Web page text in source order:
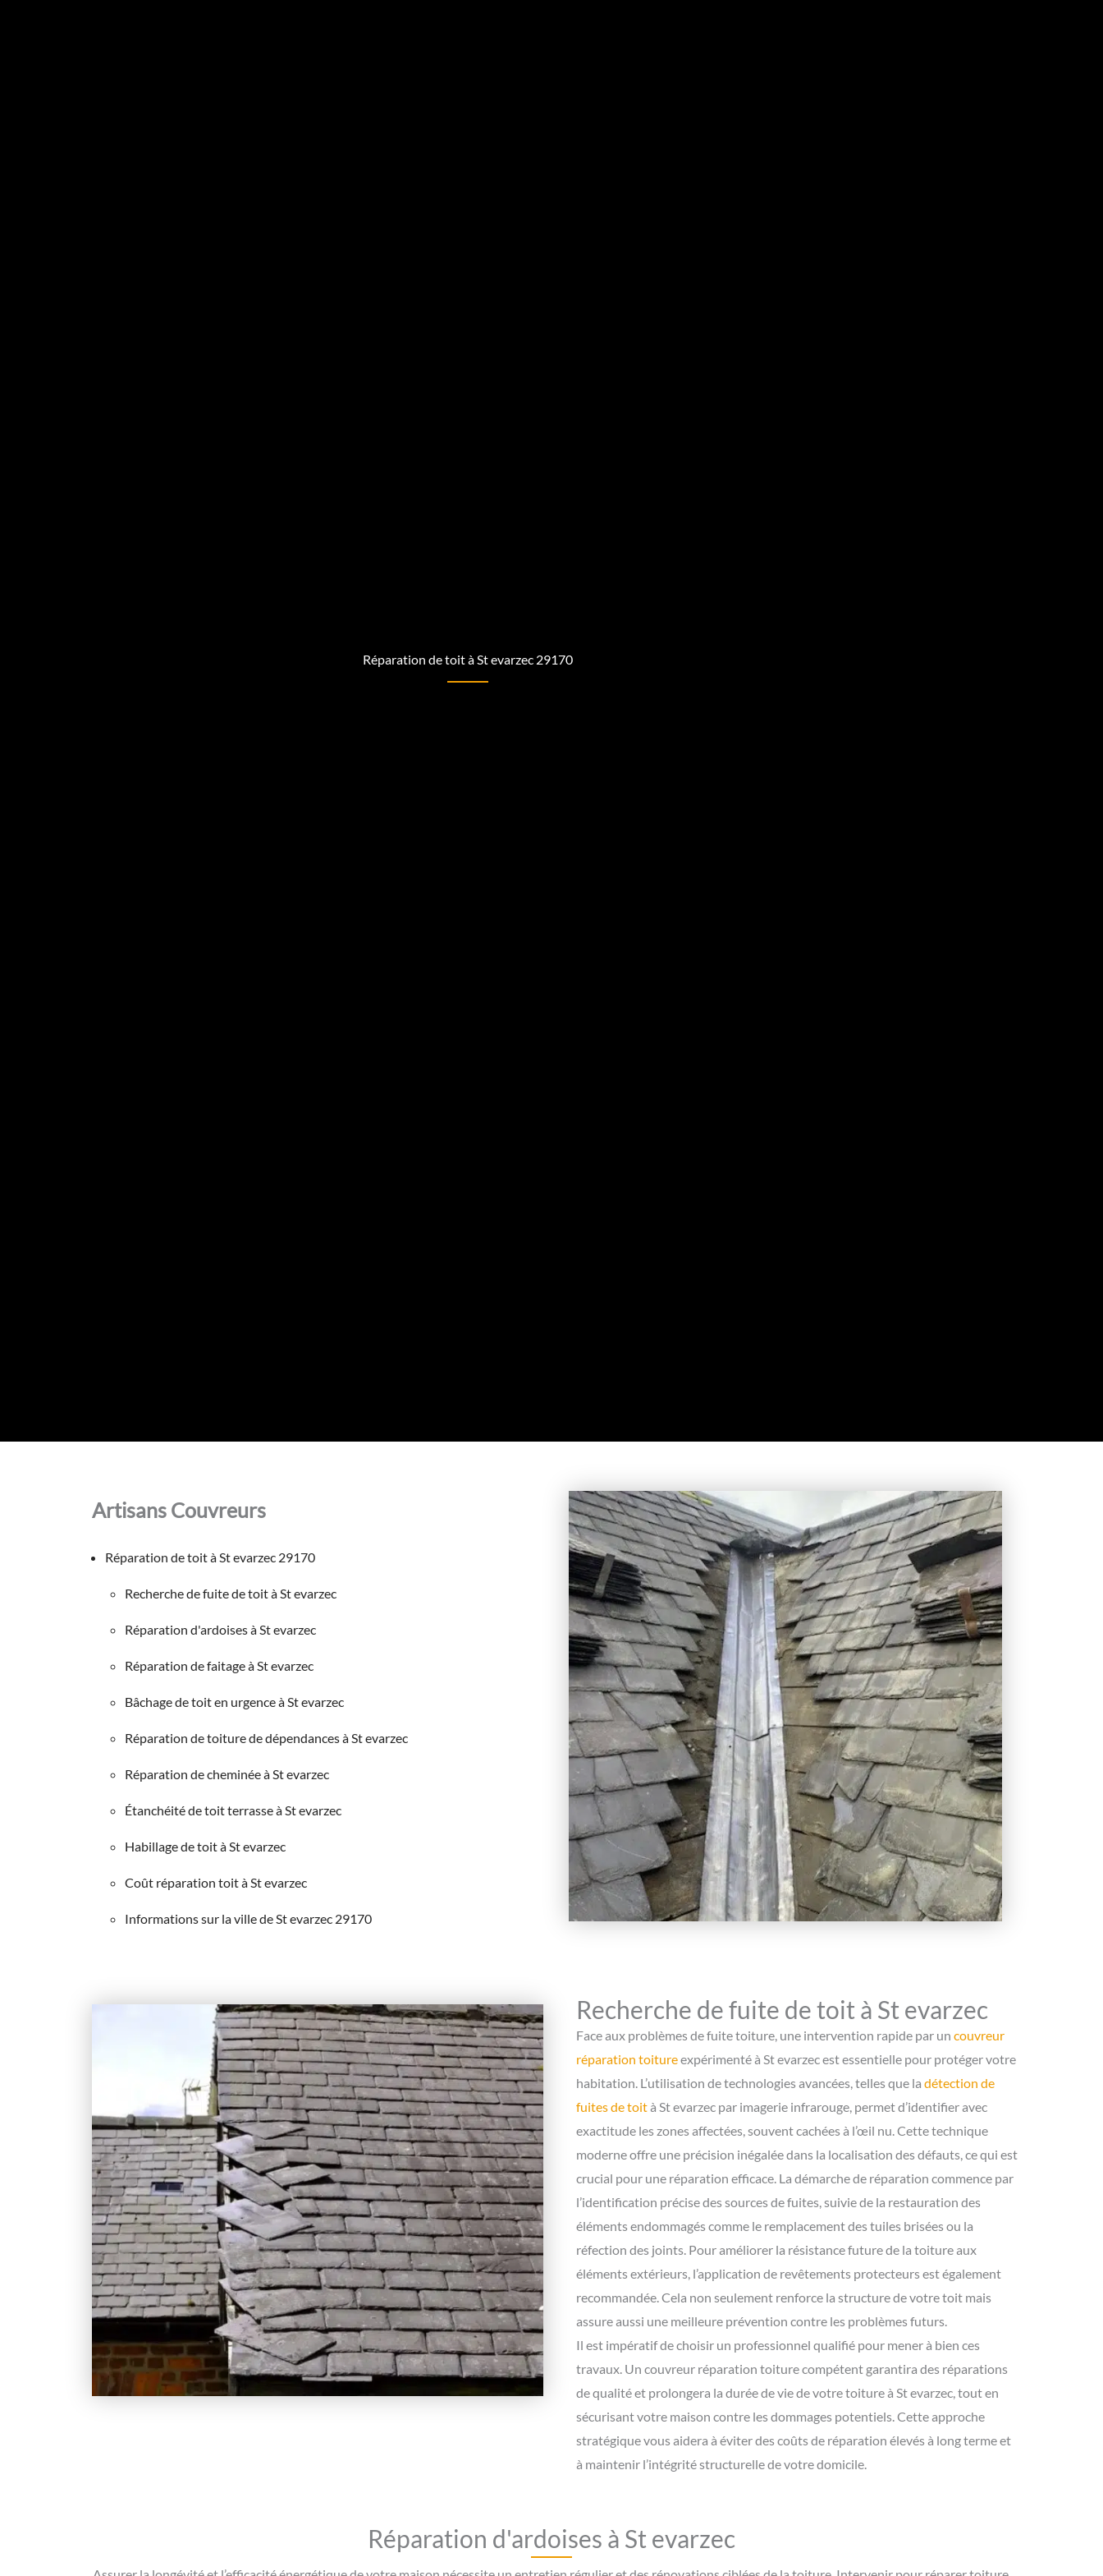
Réparation de toit à St evarzec 29170
Artisans Couvreurs
Réparation de toit à St evarzec 29170
Recherche de fuite de toit à St evarzec
Réparation d'ardoises à St evarzec
Réparation de faitage à St evarzec
Bâchage de toit en urgence à St evarzec
Réparation de toiture de dépendances à St evarzec
Réparation de cheminée à St evarzec
Étanchéité de toit terrasse à St evarzec
Habillage de toit à St evarzec
Coût réparation toit à St evarzec
Informations sur la ville de St evarzec 29170
Recherche de fuite de toit à St evarzec
Face aux problèmes de fuite toiture, une intervention rapide par un couvreur
réparation toitureexpérimenté à St evarzec est essentielle pour protéger votre
habitation. L’utilisation de technologies avancées, telles que la détection de
fuites de toità St evarzec par imagerie infrarouge, permet d’identifier avec
exactitude les zones affectées, souvent cachées à l’œil nu. Cette technique
moderne offre une précision inégalée dans la localisation des défauts, ce qui est
crucial pour une réparation efficace. La démarche de réparation commence par
l’identification précise des sources de fuites, suivie de la restauration des
éléments endommagés comme le remplacement des tuiles brisées ou la
réfection des joints. Pour améliorer la résistance future de la toiture aux
éléments extérieurs, l’application de revêtements protecteurs est également
recommandée. Cela non seulement renforce la structure de votre toit mais
assure aussi une meilleure prévention contre les problèmes futurs.
Il est impératif de choisir un professionnel qualifié pour mener à bien ces
travaux. Un couvreur réparation toiture compétent garantira des réparations
de qualité et prolongera la durée de vie de votre toiture à St evarzec, tout en
sécurisant votre maison contre les dommages potentiels. Cette approche
stratégique vous aidera à éviter des coûts de réparation élevés à long terme et
à maintenir l’intégrité structurelle de votre domicile.
Réparation d'ardoises à St evarzec